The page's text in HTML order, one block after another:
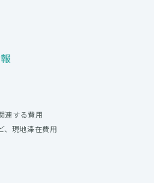
連する費用
、現地滞在費用